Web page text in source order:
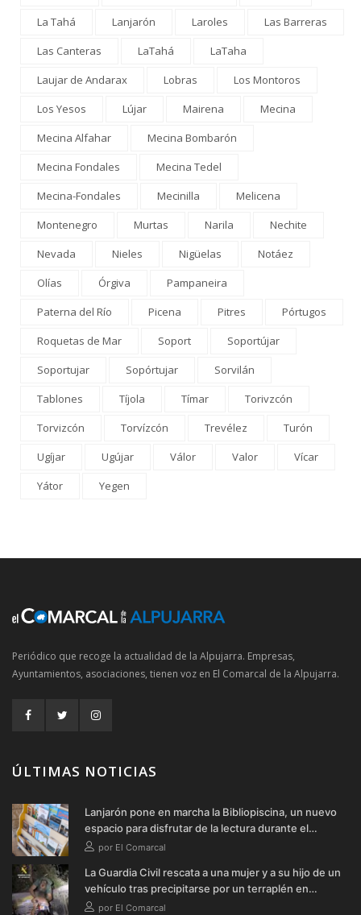
La Tahá
Lanjarón Laroles
Las Barreras
Las Canteras
LaTahá
LaTaha
Laujar de Andarax
Lobras
Los Montoros
Los Yesos
Lújar Mairena
Mecina
Mecina Alfahar
Mecina Bombarón
Mecina Fondales
Mecina Tedel
Mecina-Fondales
Mecinilla
Melicena
Montenegro
Murtas Narila
Nechite
Nevada
Nieles Nigüelas
Notáez
Olías
Órgiva
Pampaneira
Paterna del Río
Picena Pitres
Pórtugos
Roquetas de Mar
Soport
Soportújar
Soportujar
Sopórtujar
Sorvilán
Tablones
Tíjola Tímar
Torivzcón
Torvizcón
Torvízcón Trevélez
Turón
Ugíjar
Ugújar Válor Valor
Vícar
Yátor
Yegen
Periódico que recoge la actualidad de la Alpujarra. Empresas,
Ayuntamientos, asociaciones, tienen voz en El Comarcal de la Alpujarra.
ÚLTIMAS NOTICIAS
Lanjarón pone en marcha la Bibliopiscina, un nuevo
espacio para disfrutar de la lectura durante el
verano
por El Comarcal
La Guardia Civil rescata a una mujer y a su hijo de un
vehículo tras precipitarse por un terraplén en
Soportújar
por El Comarcal